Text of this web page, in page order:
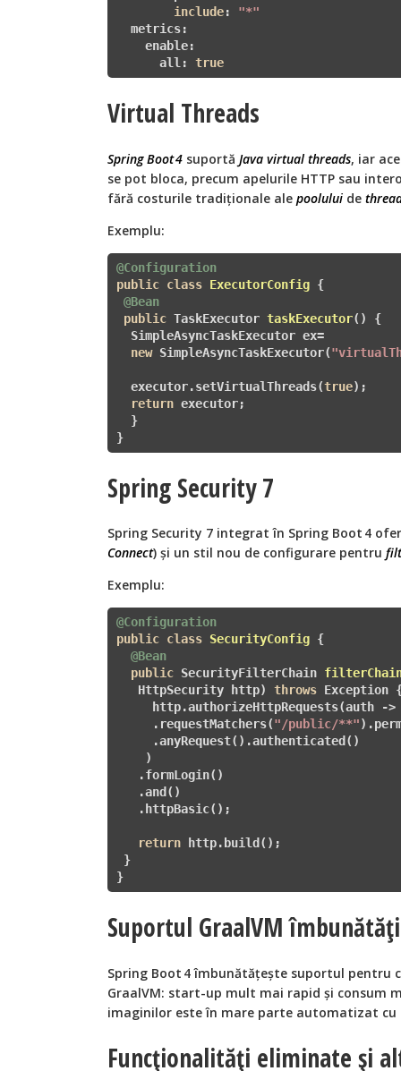
include: "*"
metrics:
enable:
all: true
Virtual Threads
Spring Boot 4 suportă Java virtual threads, iar
se pot bloca, precum apelurile HTTP sau
fără costurile tradiționale ale poolului de
Exemplu:
@Configuration
public class ExecutorConfig {
@Bean
public TaskExecutor taskExecutor()
{
  SimpleAsyncTaskExecutor ex=
new SimpleAsyncTaskExecutor(
executor.setVirtualThreads(true);
return executor;
}
}
Spring Security 7
Spring Security 7 integrat în Spring Boot 4
Connect) și un stil nou de configurare pentru
Exemplu:
@Configuration
public class SecurityConfig {
@Bean
public SecurityFilterChain
   HttpSecurity http)
throws Exception
http.authorizeHttpRequests(auth ->
.requestMatchers("/public/**"
.anyRequest().authenticated()
)
.formLogin()
.and()
.httpBasic();
return http.build();
}
}
Suportul GraalVM
Spring Boot 4 îmbunătățește suportul pentru
GraalVM: start-up mult mai rapid și consum
imaginilor este în mare parte automatizat cu
Funcționalități eliminate și